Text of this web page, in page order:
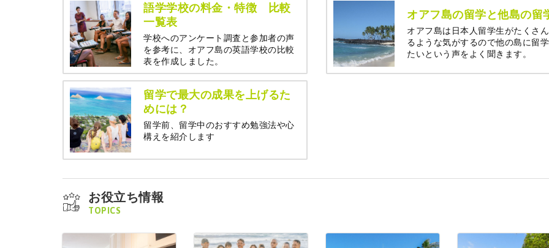
語学学校の料金・特徴 比較
一覧表
学校へのアンケート調査と参加者の声
を参考に、オアフ島の英語学校の比較
表を作成しました。
オアフ島の留学と他島の留
オアフ島は日本人留学生がたくさ
るような気がするので他の島に留
たいという声をよく聞きます。
留学で最大の成果を上げるた
めには？
留学前、留学中のおすすめ勉強法や心
構えを紹介します
お役立ち情報
TOPICS